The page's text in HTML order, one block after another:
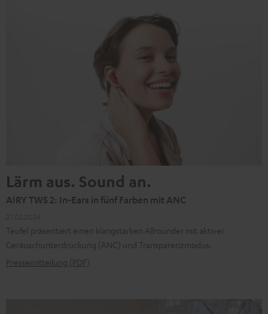
Lärm aus. Sound an.
AIRY TWS 2: In-Ears in fünf Farben mit ANC
Teufel präsentiert einen klangstarken Allrounder mit aktiver
Geräuschunterdrückung (ANC) und Transparenzmodus.
Pressemitteilung (PDF)